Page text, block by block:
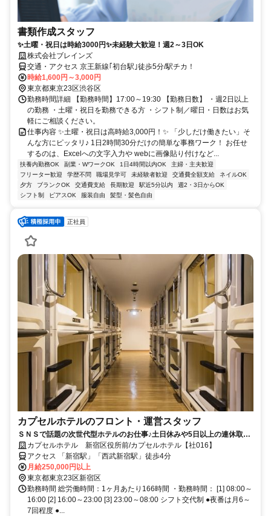
書類作成スタッフ
✨土曜・祝日は時給3000円✨未経験大歓迎！週2～3日OK
株式会社ブレインズ
交通・アクセス 京王新線｢初台駅｣徒歩5分/駅チカ！
時給1,600円～3,000円
東京都東京23区渋谷区
勤務時間詳細 【勤務時間】17:00～19:30 【勤務日数】 ・週2日以上
の勤務 ・土曜・祝日を勤務できる方 ・シフト制／曜日・日数はお気
軽にご相談ください。
仕事内容 ✨土曜・祝日は高時給3,000円！✨ 「少しだけ働きたい」そ
んな方にピッタリ♪ 1日2時間30分だけの簡単な事務ワーク！ お任せ
するのは、Excelへの文字入力や webに画像貼り付けなど...
扶養内勤務OK 副業・WワークOK 1日4時間以内OK
主婦・主夫歓迎
フリーター歓迎
学歴不問 職場見学可 未経験者歓迎 交通費全額支給
ネイルOK
夕方
ブランクOK 交通費支給 長期歓迎 駅近5分以内
週2・3日からOK
シフト制
ピアスOK 服装自由 髪型・髪色自由
正社員
カプセルホテルのフロント・運営スタッフ
ＳＮＳで話題の次世代型ホテルのお仕事♪土日休みや5日以上の連休取得
OK！残業少なめ！
カプセルホテル 新宿区役所前/カプセルホテル【社016】
アクセス 「新宿駅」「西武新宿駅」徒歩4分
月給250,000円以上
東京都東京23区新宿区
勤務時間 総労働時間：1ヶ月あたり166時間 ・勤務時間： [1] 08:00～
16:00 [2] 16:00～23:00 [3] 23:00～08:00 シフト交代制 ●夜番は月6～
7回程度 ●...